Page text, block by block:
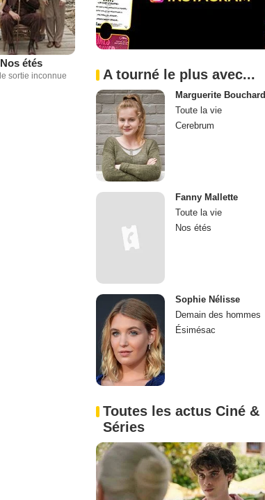
Nos étés
sortie inconnue A tourné le plus avec...
Marguerite Bouchard
Toute la vie
Cerebrum
Fanny Mallette
Toute la vie
Nos étés
Sophie Nélisse
Demain des hommes
Ésimésac
Toutes les actus Ciné &
Séries